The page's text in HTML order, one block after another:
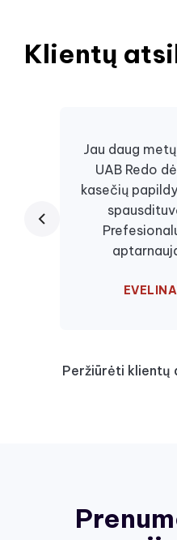
Klientų
Jau daug
UAB Redo
kasečių
Peržiūrėti klientų